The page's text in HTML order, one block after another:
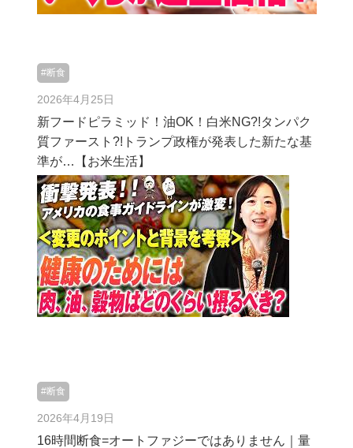
#断食
2026年4月25日
新フードピラミッド！油OK！白米NG?!タンパク
質ファースト?!トランプ政権が発表した新たな基
準が…【お米生活】
#断食
2026年4月19日
16時間断食=オートファジーではありません｜量